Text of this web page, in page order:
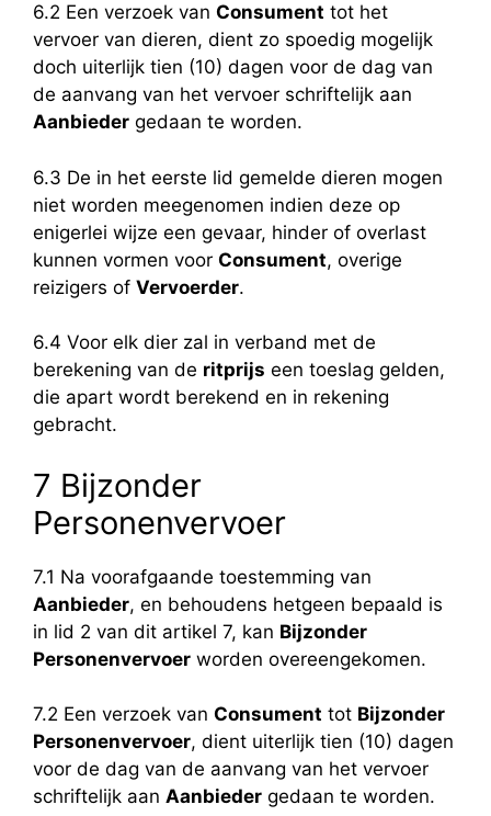
6.2 Een verzoek van Consument tot het
vervoer van dieren, dient zo spoedig mogelijk
doch uiterlijk tien (10) dagen voor de dag van
de aanvang van het vervoer schriftelijk aan
Aanbieder gedaan te worden.
6.3 De in het eerste lid gemelde dieren mogen
niet worden meegenomen indien deze op
enigerlei wijze een gevaar, hinder of overlast
kunnen vormen voor Consument, overige
reizigers of Vervoerder.
6.4 Voor elk dier zal in verband met de
berekening van de ritprijs een toeslag gelden,
die apart wordt berekend en in rekening
gebracht.
7 Bijzonder
Personenvervoer
7.1 Na voorafgaande toestemming van
Aanbieder, en behoudens hetgeen bepaald is
in lid 2 van dit artikel 7, kan Bijzonder
Personenvervoer worden overeengekomen.
7.2 Een verzoek van Consument tot Bijzonder
Personenvervoer, dient uiterlijk tien (10) dagen
voor de dag van de aanvang van het vervoer
schriftelijk aan Aanbieder gedaan te worden.